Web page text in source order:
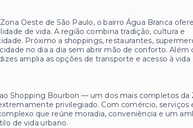
Oeste de São Paulo, o bairro Água Branca
de vida. A região combina tradição, cultura e
Próximo a shoppings, restaurantes,
no dia a dia sem abrir mão de conforto. Além
amplia as opções de transporte e acesso à vida
Shopping Bourbon — um dos mais completos da
privilegiado. Com comércio, serviços
que reúne moradia, conveniência e um
de vida urbano.